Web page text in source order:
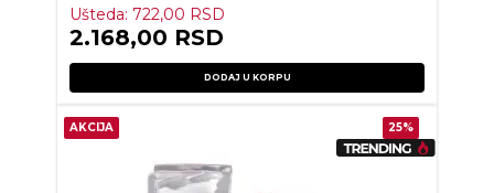
Ušteda:722,00 RSD
2.168,00 RSD
DODAJ U KORPU
AKCIJA 25%